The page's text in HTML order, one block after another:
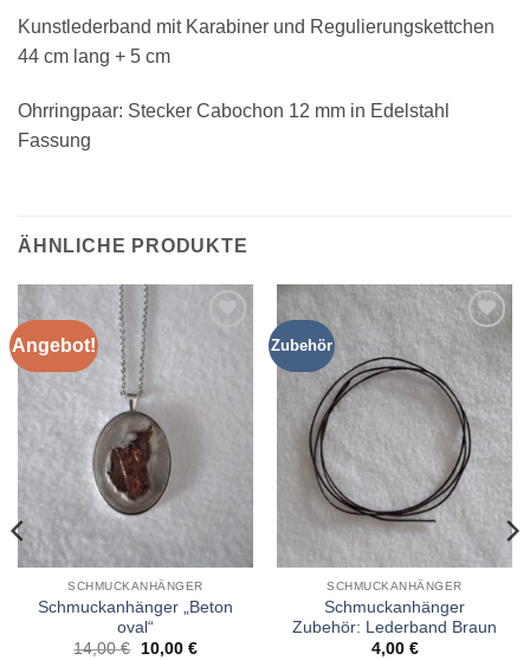
Kunstlederband mit Karabiner und Regulierungskettchen
44 cm lang + 5 cm
Ohrringpaar: Stecker Cabochon 12 mm in Edelstahl
Fassung
ÄHNLICHE PRODUKTE
Angebot!
SCHMUCKANHÄNGER
Schmuckanhänger „Beton
oval“
14,00€
Ursprünglicher
10,00 €Aktueller
Zubehör
Wunschliste
hinzufügen
SCHMUCKANHÄNGER
Schmuckanhänger
Zubehör: Lederband Braun
4,00 €